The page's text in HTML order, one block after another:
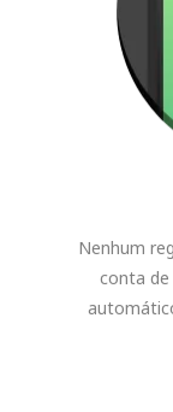
Nenhum
conta